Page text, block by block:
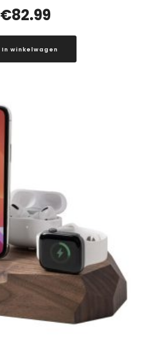
€82.99
In winkelwagen